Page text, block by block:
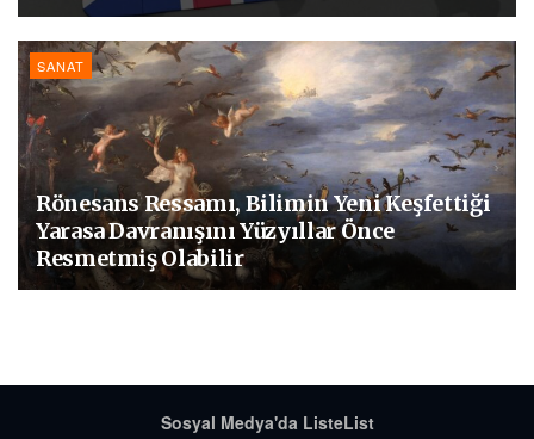
SANAT
Rönesans Ressamı, Bilimin Yeni Keşfettiği
Yarasa Davranışını Yüzyıllar Önce
Resmetmiş Olabilir
Sosyal Medya'da ListeList